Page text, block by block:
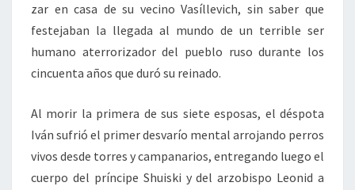
zar en casa de su vecino Vasíllevich, sin saber que
festejaban la llegada al mundo de un terrible ser
humano aterrorizador del pueblo ruso durante los
cincuenta años que duró su reinado.
Al morir la primera de sus siete esposas, el déspota
Iván sufrió el primer desvarío mental arrojando perros
vivos desde torres y campanarios, entregando luego el
cuerpo del príncipe Shuiski y del arzobispo Leonid a